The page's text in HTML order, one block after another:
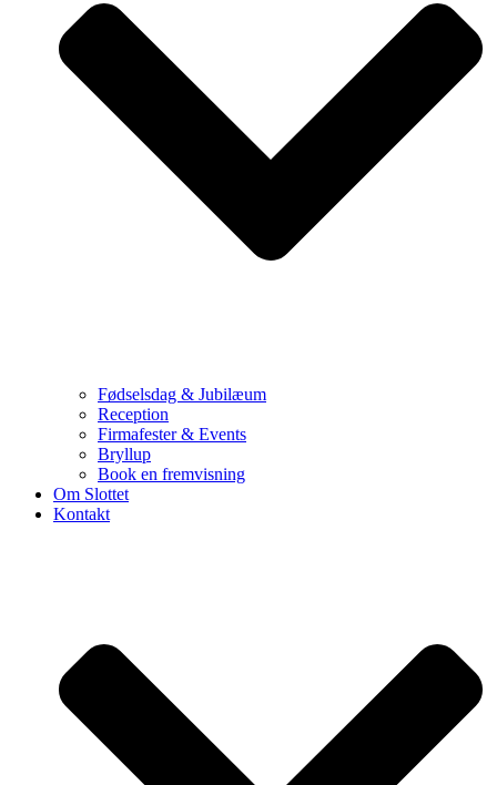
Fødselsdag & Jubilæum
Reception
Firmafester & Events
Bryllup
Book en fremvisning
Om Slottet
Kontakt